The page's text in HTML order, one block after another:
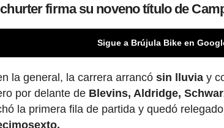
firma su noveno título de
Sigue a Brújula Bike en
la general, la carrera arrancósin lluviay
por delante de Blevins, Aldridge,
la primera fila de partida y quedó